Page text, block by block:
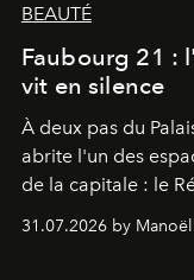
BEAUTÉ
Faubourg 21 :
vit en silence
À deux pas du
abrite l'un des
de la capitale : le
31.07.2026 by